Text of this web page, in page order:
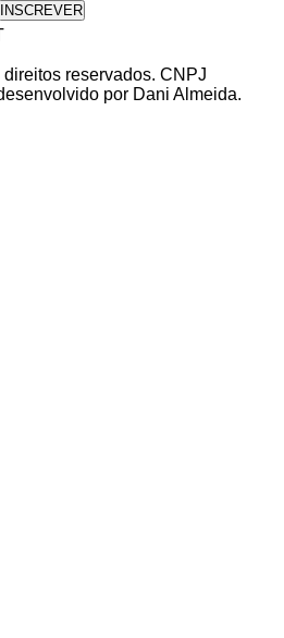
INSCREVER
reservados. CNPJ
por Dani Almeida.